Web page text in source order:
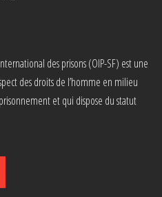
des prisons (OIP-SF) est une
des droits de l’homme en milieu
et qui dispose du statut